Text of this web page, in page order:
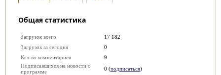
Общая статистика
Загрузок всего
17 182
Загрузок за сегодня
0
Кол-во комментариев
9
Подписавшихся на новости о
программе
0 (подписаться)